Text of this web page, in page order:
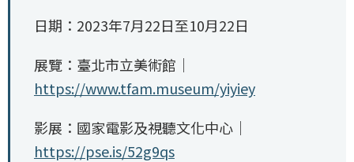
日期：2023年7月22日至10月22日
展覽：臺北市立美術館｜
https://www.tfam.museum/yiyiey
影展：國家電影及視聽文化中心｜
https://pse.is/52g9qs